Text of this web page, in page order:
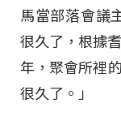
馬當部落會議
很久了，根據
年，聚會所裡
很久了。」